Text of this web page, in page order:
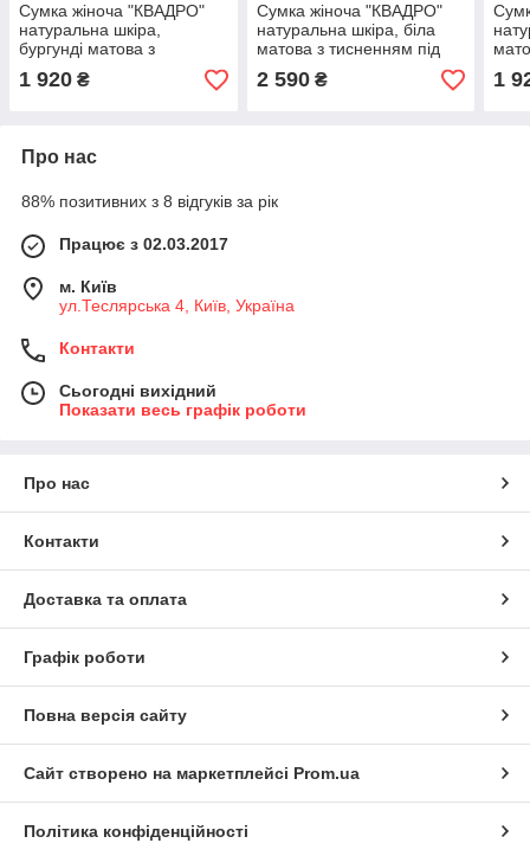
Сумка жіноча "КВАДРО"
натуральна шкіра,
бургунді матова з
тисненням під рептилію
1 920 ₴
Сумка жіноча "КВАДРО"
натуральна шкіра, біла
матова з тисненням під
перлів
2 590₴ 1
Про нас
88% позитивних з 8 відгуків за рік
Працює з 02.03.2017
м. Київ
ул.Теслярська 4, Київ, Україна
Контакти
Сьогодні вихідний
Показати весь графік роботи
Про нас
Контакти
Доставка та оплата
Графік роботи
Повна версія сайту
Сайт створено на маркетплейсі Prom.ua
Політика конфіденційності